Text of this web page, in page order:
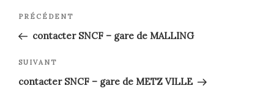
Navigation
de
l’article
Article
précédent
PRÉCÉDENT
contacter SNCF – gare de MALLING
Article
suivant
SUIVANT
contacter SNCF – gare de METZ VILLE